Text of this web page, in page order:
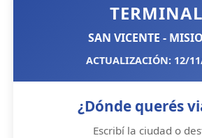
TERMINAL
SAN VICENTE -
ACTUALIZACIÓN: 12/
¿Dónde querés
Escribí la ciudad o